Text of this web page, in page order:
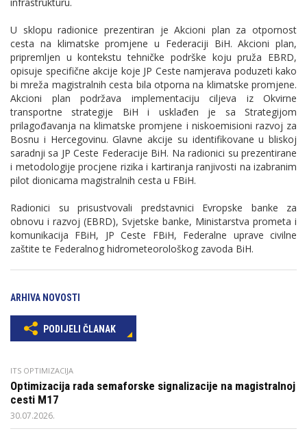
U sklopu radionice prezentiran je Akcioni plan za otpornost
cesta na klimatske promjene u Federaciji BiH. Akcioni plan,
pripremljen u kontekstu tehničke podrške koju pruža EBRD,
opisuje specifične akcije koje JP Ceste namjerava poduzeti kako
bi mreža magistralnih cesta bila otporna na klimatske promjene.
Akcioni plan podržava implementaciju ciljeva iz Okvirne
transportne strategije BiH i usklađen je sa Strategijom
prilagođavanja na klimatske promjene i niskoemisioni razvoj za
Bosnu i Hercegovinu. Glavne akcije su identifikovane u bliskoj
saradnji sa JP Ceste Federacije BiH. Na radionici su prezentirane
i metodologije procjene rizika i kartiranja ranjivosti na izabranim
pilot dionicama magistralnih cesta u FBiH.
Radionici su prisustvovali predstavnici Evropske banke za
obnovu i razvoj (EBRD), Svjetske banke, Ministarstva prometa i
komunikacija FBiH, JP Ceste FBiH, Federalne uprave civilne
zaštite te Federalnog hidrometeorološkog zavoda BiH.
ARHIVA NOVOSTI
PODIJELI ČLANAK
ITS OPTIMIZACIJA
Optimizacija rada semaforske signalizacije na magistralnoj
cesti M17
30.07.2026.